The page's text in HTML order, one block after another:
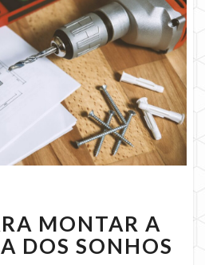
PARA
MONTAR
A
MONTAR A
DOS SONHOS